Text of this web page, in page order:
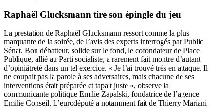
Raphaël Glucksmann tire son épingle du jeu
La prestation de Raphaël Glucksmann ressort comme la plus
marquante de la soirée, de l’avis des experts interrogés par Public
Sénat. Bon débatteur, solide sur le fond, le cofondateur de Place
Publique, allié au Parti socialiste, a rarement fait montre d’autant
d’opiniâtreté dans un tel exercice. « Je l’ai trouvé très en attaque. Il
ne coupait pas la parole à ses adversaires, mais chacune de ses
interventions était préparée et tapait juste », observe la
communicante politique Emilie Zapalski, fondatrice de l’agence
Emilie Conseil. L’eurodéputé a notamment fait de Thierry Mariani